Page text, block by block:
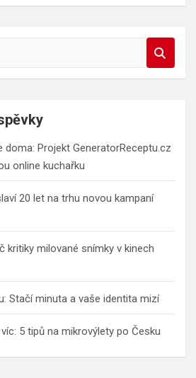
Projekt GeneratorReceptu.cz
online kuchařku
20 let na trhu novou kampaní
kritiky milované snímky v kinech
Stačí minuta a vaše identita mizí
5 tipů na mikrovýlety po Česku